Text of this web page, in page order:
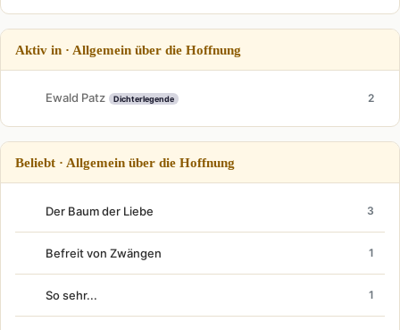
Aktiv in · Allgemein über die Hoffnung
Ewald Patz Dichterlegende 2
Beliebt · Allgemein über die Hoffnung
Der Baum der Liebe 3
Befreit von Zwängen 1
So sehr... 1